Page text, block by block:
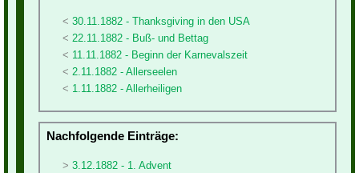
30.11.1882 - Thanksgiving in den USA
22.11.1882 - Buß- und Bettag
11.11.1882 - Beginn der Karnevalszeit
2.11.1882 - Allerseelen
1.11.1882 - Allerheiligen
Nachfolgende Einträge:
3.12.1882 - 1. Advent